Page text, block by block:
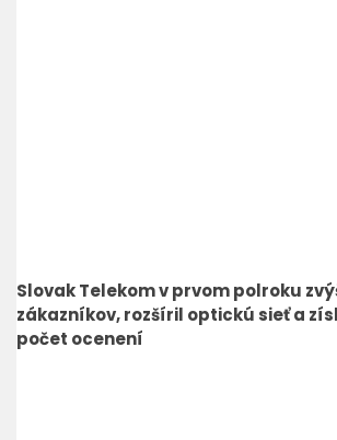
Slovak Telekom v prvom polroku
zákazníkov, rozšíril optickú sieť a
počet ocenení